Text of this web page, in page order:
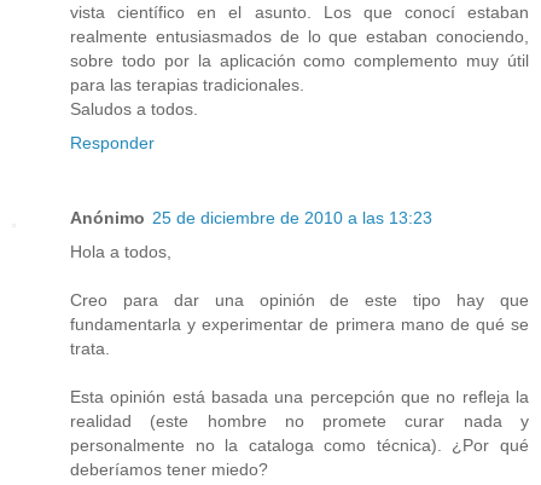
vista científico en el asunto. Los que conocí estaban
realmente entusiasmados de lo que estaban conociendo,
sobre todo por la aplicación como complemento muy útil
para las terapias tradicionales.
Saludos a todos.
Responder
Anónimo 25 de diciembre de 2010 a las 13:23
Hola a todos,
Creo para dar una opinión de este tipo hay que
fundamentarla y experimentar de primera mano de qué se
trata.
Esta opinión está basada una percepción que no refleja la
realidad (este hombre no promete curar nada y
personalmente no la cataloga como técnica). ¿Por qué
deberíamos tener miedo?